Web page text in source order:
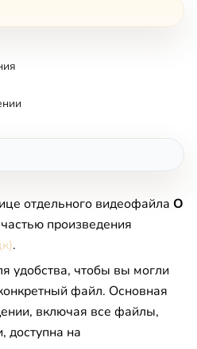
отдельного видеофайла О
произведения
.
удобства, чтобы вы могли
файл. Основная
включая все файлы,
доступна на